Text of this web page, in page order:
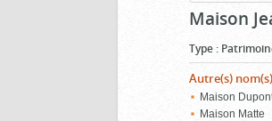
Maison
Type :
Autre(s) nom(s)
Maison
Maison Matte